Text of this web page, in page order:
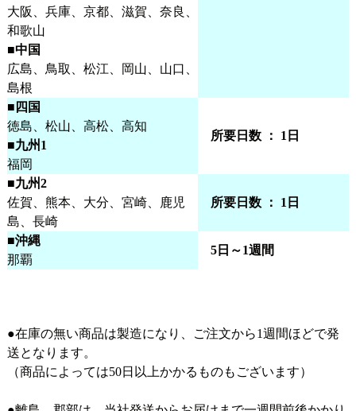
大阪、兵庫、京都、滋賀、奈良、
和歌山
■中国
広島、鳥取、松江、岡山、山口、
島根
■四国
徳島、松山、高松、高知
所要日数 ： 1日
■九州1
福岡
■九州2
佐賀、熊本、大分、宮崎、鹿児
島、長崎
所要日数 ： 1日
■沖縄
那覇
5日～1週間
●在庫の無い商品は製造になり、ご注文から1週間ほどで発
送となります。
（商品によっては50日以上かかるものもございます）